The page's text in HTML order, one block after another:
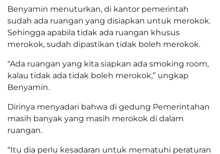
Benyamin menuturkan, di kantor pemerintah
sudah ada ruangan yang disiapkan untuk merokok.
Sehingga apabila tidak ada ruangan khusus
merokok, sudah dipastikan tidak boleh merokok.
“Ada ruangan yang kita siapkan ada smoking room,
kalau tidak ada tidak boleh merokok,” ungkap
Benyamin.
Dirinya menyadari bahwa di gedung Pemerintahan
masih banyak yang masih merokok di dalam
ruangan.
“Itu dia perlu kesadaran untuk mematuhi peraturan